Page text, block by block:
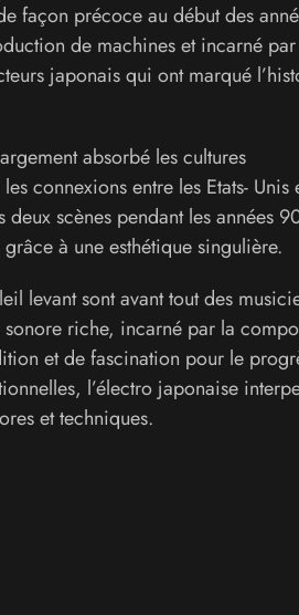
façon précoce au début des
de machines et incarné
japonais qui ont marqué
absorbé les cultures
connexions entre les Etats- Unis
scènes pendant les années
à une esthétique singulière.
levant sont avant tout des
riche, incarné par la
et de fascination pour le
l’électro japonaise
et techniques.